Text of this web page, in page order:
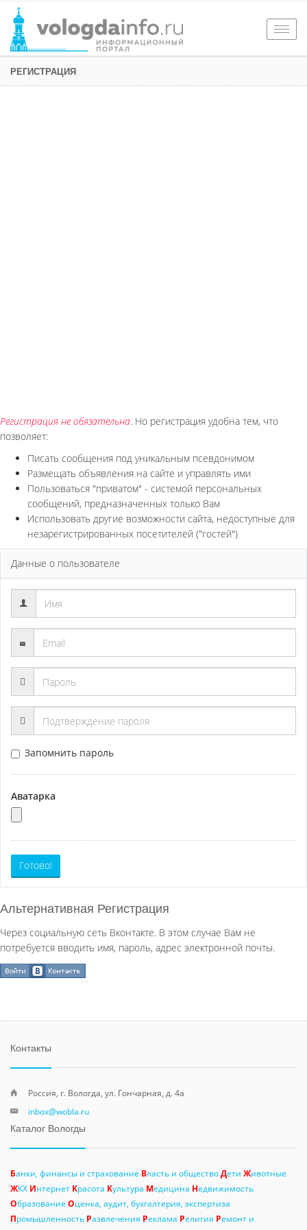
РЕГИСТРАЦИЯ
Регистрация не обязательна. Но регистрация удобна тем, что
позволяет:
Писать сообщения под уникальным псевдонимом
Размещать объявления на сайте и управлять ими
Пользоваться "приватом" - системой персональных
сообщений, предназначенных только Вам
Использовать другие возможности сайта, недоступные для
незарегистрированных посетителей ("гостей")
Данные о пользователе
Запомнить пароль
Аватарка
Готово!
Альтернативная Регистрация
Через социальную сеть Вконтакте. В этом случае Вам не
потребуется вводить имя, пароль, адрес электронной почты.
Контакты
Россия, г. Вологда, ул. Гончарная, д. 4а
inbox@wobla.ru
Каталог Вологды
Банки, финансы и страхование Власть и обществоДети Животные
ЖКХ Интернет Красота Культура Медицина Недвижимость
Образование Оценка, аудит, бухгалтерия, экспертиза
Промышленность Развлечения Реклама Религия Ремонт и